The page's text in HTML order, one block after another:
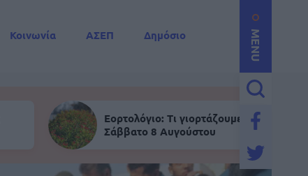
MENU
Κοινωνία ΑΣΕΠ
Δημόσιο
Εορτολόγιο: Τι γιορτάζουμε σήμερα,
Σάββατο 8 Αυγούστου